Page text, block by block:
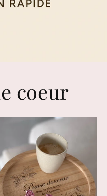
coeur